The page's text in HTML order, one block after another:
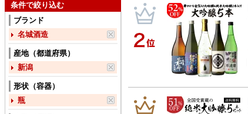
条件で絞り込む
ブランド
名城酒造
産地（都道府県）
新潟
形状（容器）
瓶